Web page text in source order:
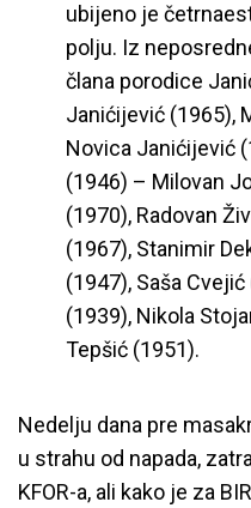
ubijeno je
polju. Iz
člana porodice
Janićijević (1965),
Novica Janićijević
(1946) – Milovan
(1970), Radovan
(1967), Stanimir
(1947), Saša
(1939), Nikola
Tepšić (1951).
Nedelju dana pre
u strahu od napada,
KFOR-a, ali kako je za